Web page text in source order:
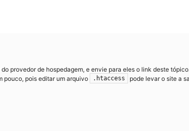
provedor de hospedagem, e envie para eles o link deste
pouco, pois editar um arquivo
.htaccess pode levar o site a